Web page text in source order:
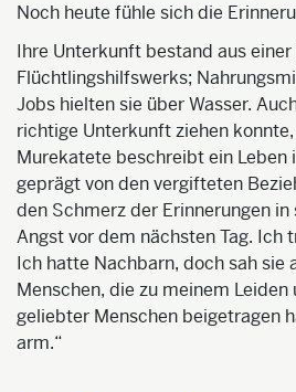
Noch heute fühle sich die
Ihre Unterkunft bestand aus einer
Flüchtlingshilfswerks;
Jobs hielten sie über Wasser.
richtige Unterkunft ziehen
Murekatete beschreibt ein Leben
geprägt von den vergifteten
den Schmerz der Erinnerungen
Angst vor dem nächsten Tag. Ich
Ich hatte Nachbarn, doch sah sie
Menschen, die zu meinem
geliebter Menschen beigetragen
arm.“